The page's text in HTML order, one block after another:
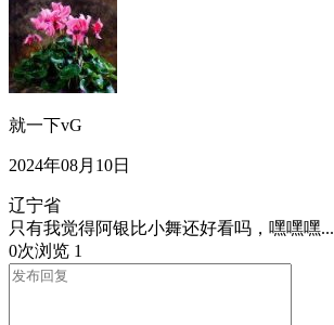
就一下vG
2024年08月10日
辽宁省
只有我觉得阿银比小舞还好看吗，嘿嘿嘿...
0次浏览 1